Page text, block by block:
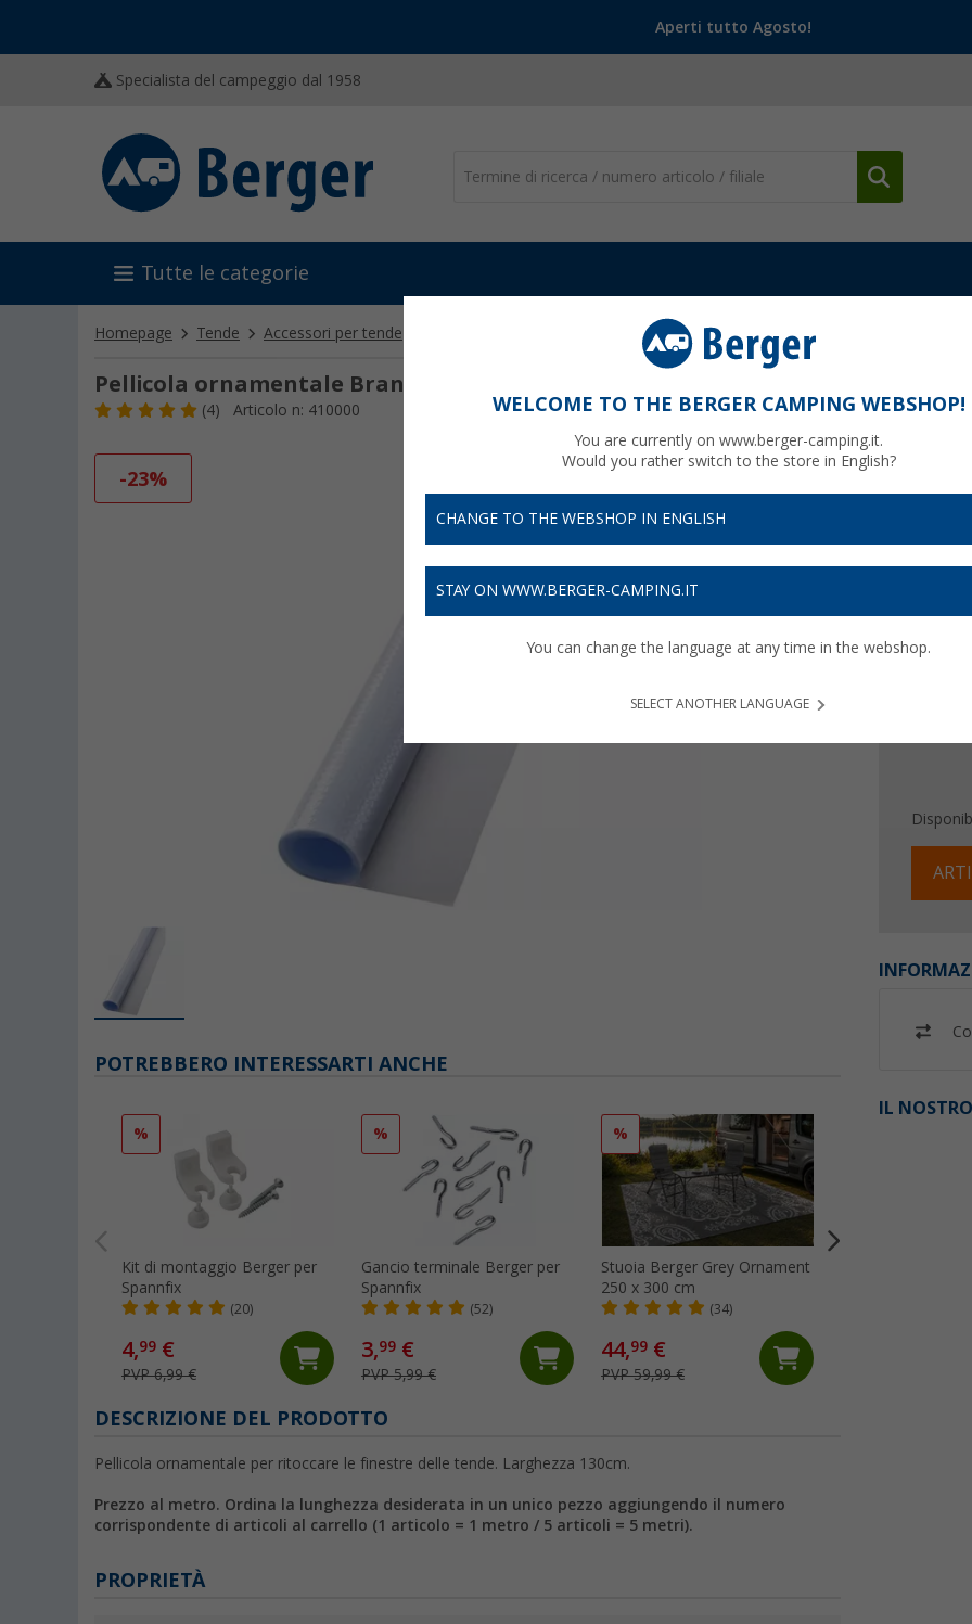
Aperti tutto Agosto!
Specialista del campeggio dal 1958
Tutte le categorie
Homepage Tende Accessori per tende Pellicola ornamentale Brand per finestre di tende
Pellicola ornamentale Brand per finestre di tende
(4) Articolo n: 410000
-23%
IL
POTREBBERO INTERESSARTI ANCHE
%
Kit di montaggio Berger per
Spannfix
(20)
4,99 €
PVP 6,99 €
%
Gancio terminale Berger per
Spannfix
(52)
3,99 €
PVP 5,99 €
%
Stuoia Berger Grey Ornament
250 x 300 cm
(34)
44,99 €
PVP 59,99 €
DESCRIZIONE DEL PRODOTTO
Pellicola ornamentale per ritoccare le finestre delle tende. Larghezza 130cm.
Prezzo al metro. Ordina la lunghezza desiderata in un unico pezzo aggiungendo il numero
corrispondente di articoli al carrello (1 articolo = 1 metro / 5 articoli = 5 metri).
PROPRIETÀ
WELCOME TO THE BERGER CAMPING WEBSHOP!
You are currently on www.berger-camping.it.
Would you rather switch to the store in English?
CHANGE TO THE WEBSHOP IN ENGLISH
STAY ON WWW.BERGER-CAMPING.IT
You can change the language at any time in the webshop.
SELECT ANOTHER LANGUAGE